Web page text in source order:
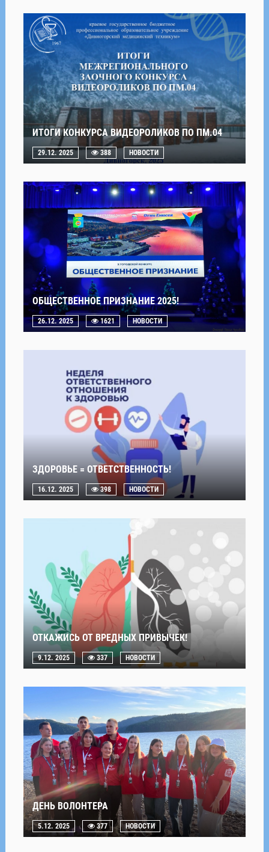
ИТОГИ КОНКУРСА ВИДЕОРОЛИКОВ ПО ПМ.04
29.12. 2025 388 НОВОСТИ
ОБЩЕСТВЕННОЕ ПРИЗНАНИЕ 2025!
26.12. 2025 1621 НОВОСТИ
ЗДОРОВЬЕ = ОТВЕТСТВЕННОСТЬ!
16.12. 2025 398 НОВОСТИ
ОТКАЖИСЬ ОТ ВРЕДНЫХ ПРИВЫЧЕК!
9.12. 2025 337 НОВОСТИ
ДЕНЬ ВОЛОНТЕРА
5.12. 2025 377 НОВОСТИ